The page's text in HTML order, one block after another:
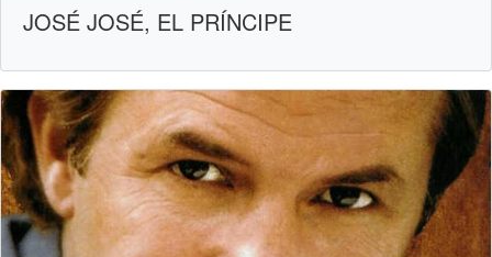
JOSÉ JOSÉ, EL PRÍNCIPE